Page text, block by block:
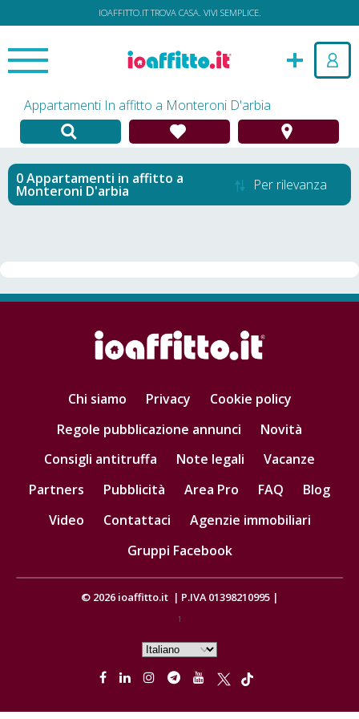
IOAFFITTO.IT TROVA CASA. VIVI SEMPLICE.
Appartamenti In affitto a Monteroni D'arbia
Appartamenti in affitto a
Monteroni D'arbia Per rilevanza
Chi siamo Privacy
Cookie policy
Regole pubblicazione annunci
Novità
Consigli antitruffa
Note legali
Vacanze
Partners
Pubblicità Area Pro FAQ
Blog
Video
Contattaci
Agenzie immobiliari
Gruppi Facebook
© 2026 ioaffitto.it | P.IVA 01398210995 |
1